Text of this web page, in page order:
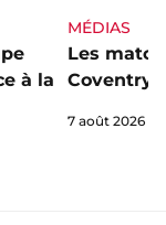
à la
MÉDIAS
Les
Coventry
7 août 2026